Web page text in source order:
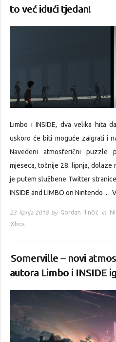
to već idući tjedan!
Limbo i INSIDE, dva velika hita
uskoro će biti moguće zaigrati i
Navedeni atmosferični puzzle
mjeseca, točnije 28. lipnja,
je putem službene Twitter
INSIDE and LIMBO on Nintendo…
23 lipnja 2018 by Gordan Ilinčić in
Xbox
Somerville – novi
autora Limbo i INSIDE